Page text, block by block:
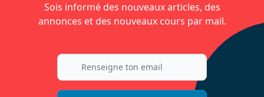
Sois informé des nouveaux articles, des
annonces et des nouveaux cours par mail.